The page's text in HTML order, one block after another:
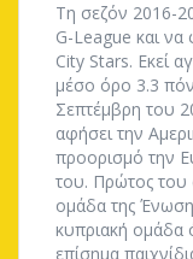
Τη σεζόν 2016-
G-League και
City Stars. Εκεί
μέσο όρο 3.3
Σεπτέμβρη του
αφήσει την
προορισμό την
του. Πρώτος του
ομάδα της
κυπριακή ομάδα
επίσημα